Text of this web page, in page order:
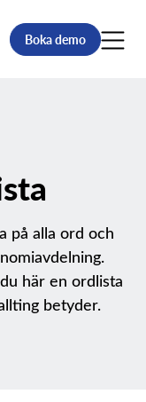
Boka demo
på alla ord och
här en ordlista
betyder.